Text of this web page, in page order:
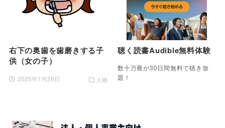
右下の奥歯を歯磨きする子
供（女の子）
2025年1月29日 人物
聴く読書Audible無料体験
数十万冊が30日間無料で聴き放
題！